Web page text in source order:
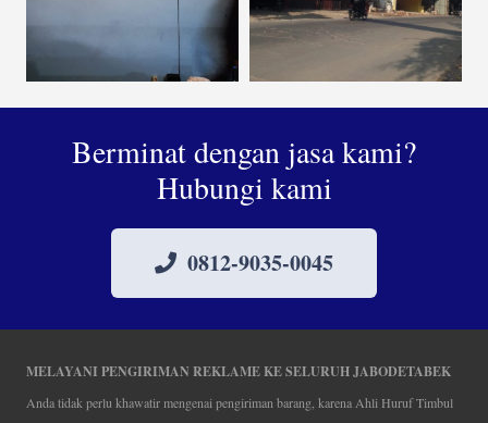
Berminat dengan jasa kami?
Hubungi kami
0812-9035-0045
MELAYANI PENGIRIMAN REKLAME KE SELURUH JABODETABEK
Anda tidak perlu khawatir mengenai pengiriman barang, karena Ahli Huruf Timbul